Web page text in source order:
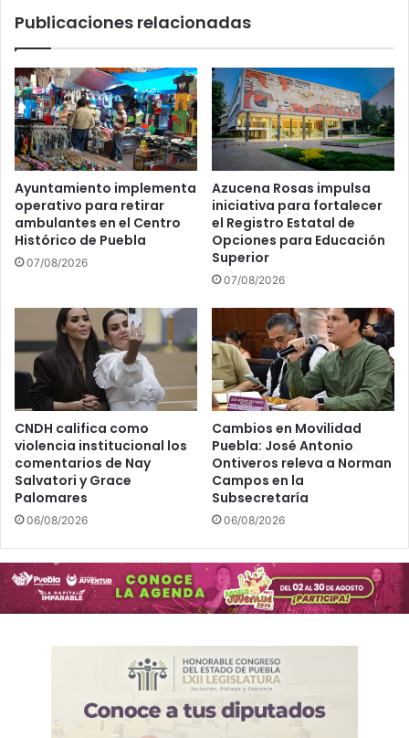
e
0
m
i
l
l
o
n
e
s
e
e
o
P
u
e
b
l
a
r
e
l
m
e
s
t
e
j
e
v
e
d
m
a
z
o
?
Publicaciones relacionadas
Ayuntamiento implementa
operativo para retirar
ambulantes en el Centro
Histórico de Puebla
07/08/2026
Azucena Rosas impulsa
iniciativa para fortalecer
el Registro Estatal de
Opciones para Educación
Superior
07/08/2026
CNDH califica como
violencia institucional los
comentarios de Nay
Salvatori y Grace
Palomares
06/08/2026
Cambios en Movilidad
Puebla: José Antonio
Ontiveros releva a Norman
Campos en la
Subsecretaría
06/08/2026